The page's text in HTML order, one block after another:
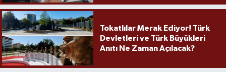
Tokatlılar Merak Ediyor! Türk
Devletleri ve Türk Büyükleri
Anıtı Ne Zaman Açılacak?